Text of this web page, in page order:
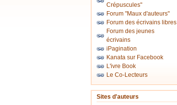
Crépuscules"
Forum "Maux d'auteurs"
Forum des écrivains libres
Forum des jeunes
écrivains
iPagination
Kanata sur Facebook
L'ivre Book
Le Co-Lecteurs
Sites d'auteurs